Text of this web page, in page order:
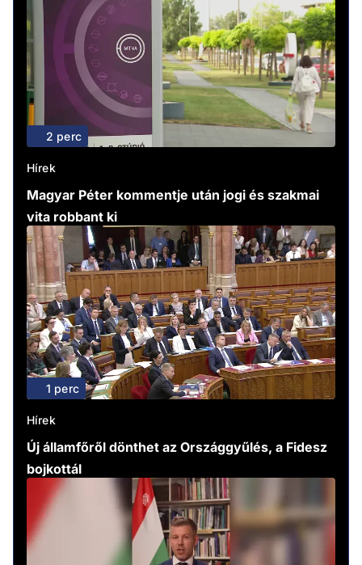
2 perc
Hírek
Magyar Péter kommentje után jogi és szakmai
vita robbant ki
1 perc
Hírek
Új államfőről dönthet az Országgyűlés, a Fidesz
bojkottál